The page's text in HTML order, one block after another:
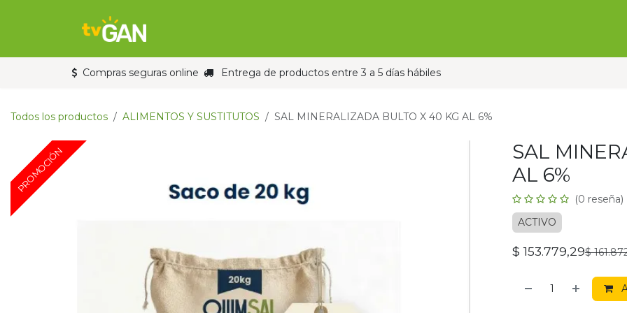
Compras seguras online Entrega de productos entre 3 a 5 días hábiles
Todos los productos ALIMENTOS Y SUSTITUTOS SAL MINERALIZADA BULTO X 40 KG AL 6%
PROMOCIÓN
SAL
AL 6%
(0 reseña)
ACTIVO
$153.779,29$